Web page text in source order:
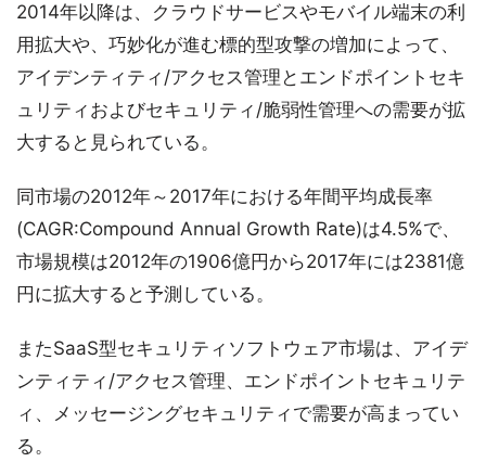
2014年以降は、クラウドサービスやモバイル端末の利
用拡大や、巧妙化が進む標的型攻撃の増加によって、
アイデンティティ/アクセス管理とエンドポイントセキ
ュリティおよびセキュリティ/脆弱性管理への需要が拡
大すると見られている。
同市場の2012年～2017年における年間平均成長率
(CAGR:Compound Annual Growth Rate)は4.5%で、
市場規模は2012年の1906億円から2017年には2381億
円に拡大すると予測している。
またSaaS型セキュリティソフトウェア市場は、アイデ
ンティティ/アクセス管理、エンドポイントセキュリテ
ィ、メッセージングセキュリティで需要が高まってい
る。